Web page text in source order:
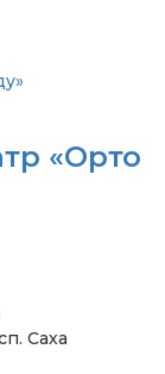
«Орто
Саха